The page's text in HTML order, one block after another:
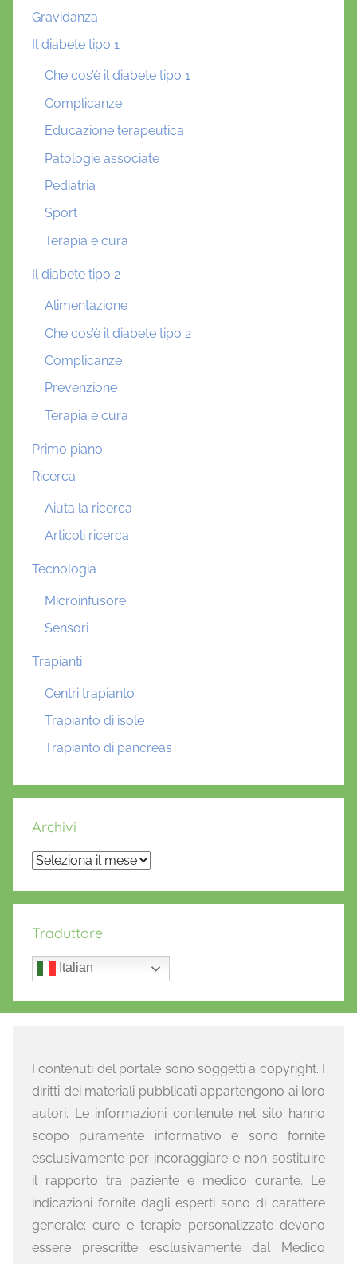
Gravidanza
Il diabete tipo 1
Che cos’è il diabete tipo 1
Complicanze
Educazione terapeutica
Patologie associate
Pediatria
Sport
Terapia e cura
Il diabete tipo 2
Alimentazione
Che cos’è il diabete tipo 2
Complicanze
Prevenzione
Terapia e cura
Primo piano
Ricerca
Aiuta la ricerca
Articoli ricerca
Tecnologia
Microinfusore
Sensori
Trapianti
Centri trapianto
Trapianto di isole
Trapianto di pancreas
Archivi
Archivi
Traduttore
Italian
I contenuti del portale sono soggetti a copyright. I
diritti dei materiali pubblicati appartengono ai loro
autori. Le informazioni contenute nel sito hanno
scopo puramente informativo e sono fornite
esclusivamente per incoraggiare e non sostituire
il rapporto tra paziente e medico curante. Le
indicazioni fornite dagli esperti sono di carattere
generale: cure e terapie personalizzate devono
essere prescritte esclusivamente dal Medico